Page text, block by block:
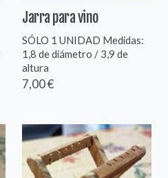
Jarra para vino
SÓLO 1 UNIDAD Medidas:
1,8 de diámetro / 3,9 de
altura
7,00 €